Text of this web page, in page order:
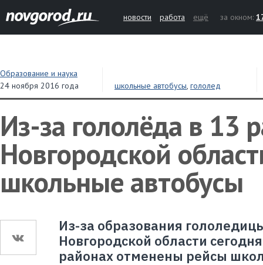
новости работа ещё за окном:
Образование и наука
24 ноября 2016 года
школьные автобусы, гололед
Из-за гололёда в 13
Новгородской
школьные автобусы
Из-за образования
Новгородской области
районах отменены рейсы